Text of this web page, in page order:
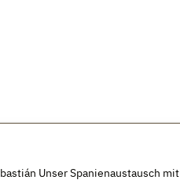
Unser Spanienaustausch mit